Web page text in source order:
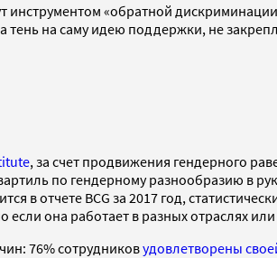
«обратной
тень на саму идею поддержки, не
, за счет продвижения гендерного
по гендерному разнообразию в
в отчете BCG за 2017 год,
она работает в разных отраслях
76% сотрудниковудовлетворены